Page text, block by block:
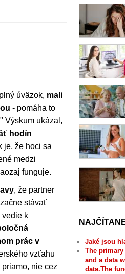
úväzok, mali
- pomáha to
Výskum ukázal,
hodín
je, že hoci sa
medzi
funguje.
, že partner
stávať
vedie k
prác v
vzťahu
nie cez
Jaké jsou
The
and a data
data.The